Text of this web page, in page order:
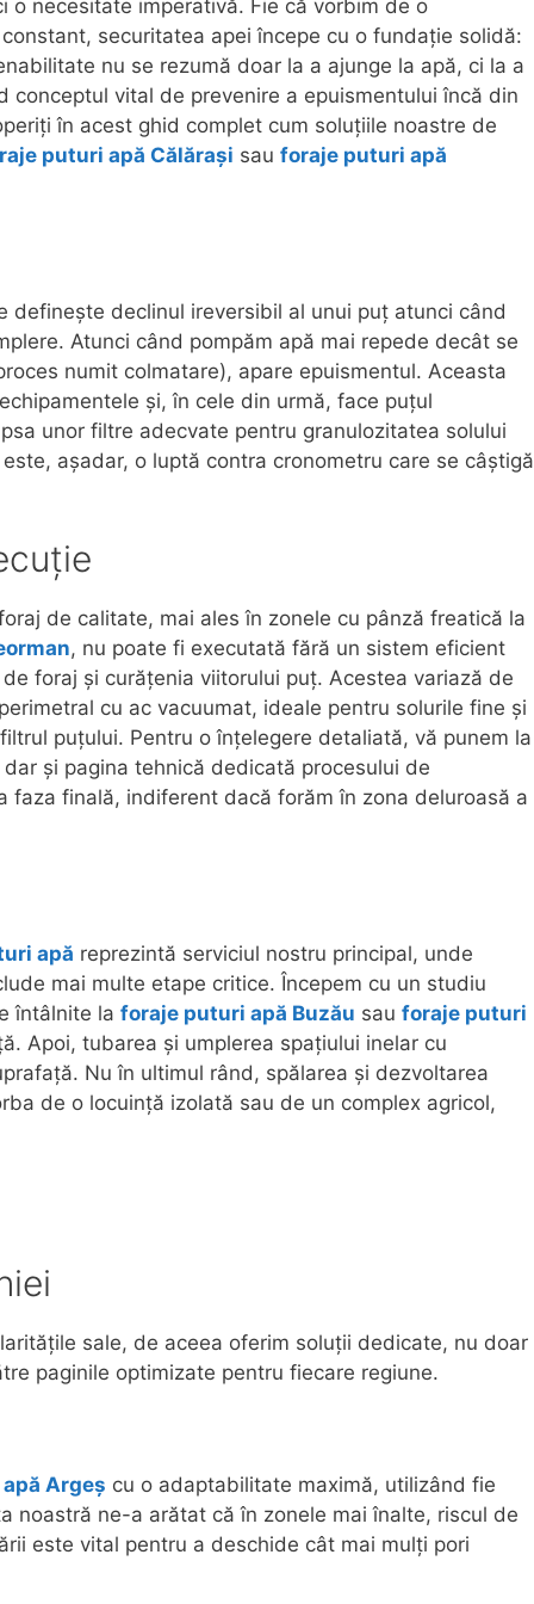
necesitate imperativă. Fie că vorbim de o
securitatea apei începe cu o fundație solidă:
nu se rezumă doar la a ajunge la apă, ci la a
vital de prevenire a epuismentului încă din
în acest ghid complet cum soluțiile noastre de
puturi apă Călărași sau foraje puturi apă
declinul ireversibil al unui puț atunci când
Atunci când pompăm apă mai repede decât se
numit colmatare), apare epuismentul. Aceasta
și, în cele din urmă, face puțul
unor filtre adecvate pentru granulozitatea solului
așadar, o luptă contra cronometru care se câștigă
de calitate, mai ales în zonele cu pânză freatică la
, nu poate fi executată fără un sistem eficient
foraj și curățenia viitorului puț. Acestea variază de
cu ac vacuumat, ideale pentru solurile fine și
puțului. Pentru o înțelegere detaliată, vă punem la
și pagina tehnică dedicată procesului de
finală, indiferent dacă forăm în zona deluroasă a
apă reprezintă serviciul nostru principal, unde
mai multe etape critice. Începem cu un studiu
întâlnite la foraje puturi apă Buzău sau foraje puturi
Apoi, tubarea și umplerea spațiului inelar cu
Nu în ultimul rând, spălarea și dezvoltarea
de o locuință izolată sau de un complex agricol,
sale, de aceea oferim soluții dedicate, nu doar
paginile optimizate pentru fiecare regiune.
Argeș cu o adaptabilitate maximă, utilizând fie
noastră ne-a arătat că în zonele mai înalte, riscul de
este vital pentru a deschide cât mai mulți pori